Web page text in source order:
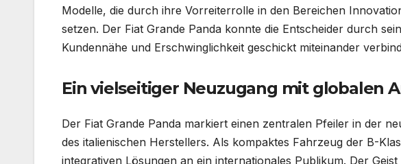
Modelle, die durch ihre Vorreiterrolle in den Bereichen
setzen. Der Fiat Grande Panda konnte die Entscheider durch
Kundennähe und Erschwinglichkeit geschickt miteinander
Ein vielseitiger Neuzugang mit globalen
Der Fiat Grande Panda markiert einen zentralen Pfeiler in der
des italienischen Herstellers. Als kompaktes Fahrzeug der B-
integrativen Lösungen an ein internationales Publikum. Der